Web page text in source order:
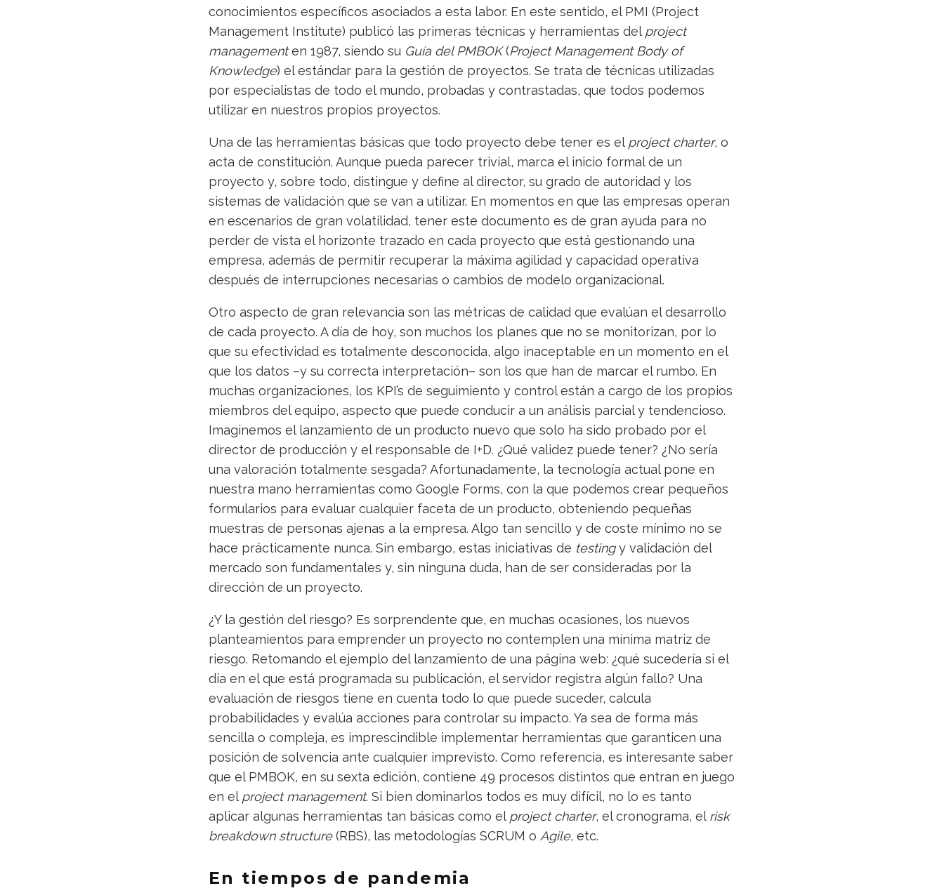
conocimientos específicos asociados a esta labor. En este sentido, el PMI (Project
Management Institute) publicó las primeras técnicas y herramientas del project
managementen 1987, siendo su Guía del PMBOK(Project Management Body of
Knowledge) el estándar para la gestión de proyectos. Se trata de técnicas utilizadas
por especialistas de todo el mundo, probadas y contrastadas, que todos podemos
utilizar en nuestros propios proyectos.
Una de las herramientas básicas que todo proyecto debe tener es el project charter, o
acta de constitución. Aunque pueda parecer trivial, marca el inicio formal de un
proyecto y, sobre todo, distingue y define al director, su grado de autoridad y los
sistemas de validación que se van a utilizar. En momentos en que las empresas operan
en escenarios de gran volatilidad, tener este documento es de gran ayuda para no
perder de vista el horizonte trazado en cada proyecto que está gestionando una
empresa, además de permitir recuperar la máxima agilidad y capacidad operativa
después de interrupciones necesarias o cambios de modelo organizacional.
Otro aspecto de gran relevancia son las métricas de calidad que evalúan el desarrollo
de cada proyecto. A día de hoy, son muchos los planes que no se monitorizan, por lo
que su efectividad es totalmente desconocida, algo inaceptable en un momento en el
que los datos –y su correcta interpretación– son los que han de marcar el rumbo. En
muchas organizaciones, los KPI’s de seguimiento y control están a cargo de los propios
miembros del equipo, aspecto que puede conducir a un análisis parcial y tendencioso.
Imaginemos el lanzamiento de un producto nuevo que solo ha sido probado por el
director de producción y el responsable de I+D. ¿Qué validez puede tener? ¿No sería
una valoración totalmente sesgada? Afortunadamente, la tecnología actual pone en
nuestra mano herramientas como Google Forms, con la que podemos crear pequeños
formularios para evaluar cualquier faceta de un producto, obteniendo pequeñas
muestras de personas ajenas a la empresa. Algo tan sencillo y de coste mínimo no se
hace prácticamente nunca. Sin embargo, estas iniciativas de testingy validación del
mercado son fundamentales y, sin ninguna duda, han de ser consideradas por la
dirección de un proyecto.
¿Y la gestión del riesgo? Es sorprendente que, en muchas ocasiones, los nuevos
planteamientos para emprender un proyecto no contemplen una mínima matriz de
riesgo. Retomando el ejemplo del lanzamiento de una página web: ¿qué sucedería si el
día en el que está programada su publicación, el servidor registra algún fallo? Una
evaluación de riesgos tiene en cuenta todo lo que puede suceder, calcula
probabilidades y evalúa acciones para controlar su impacto. Ya sea de forma más
sencilla o compleja, es imprescindible implementar herramientas que garanticen una
posición de solvencia ante cualquier imprevisto. Como referencia, es interesante saber
que el PMBOK, en su sexta edición, contiene 49 procesos distintos que entran en juego
en el project management. Si bien dominarlos todos es muy difícil, no lo es tanto
aplicar algunas herramientas tan básicas como el project charter, el cronograma, el risk
breakdown structure(RBS), las metodologías SCRUM o Agile, etc.
En tiempos de pandemia